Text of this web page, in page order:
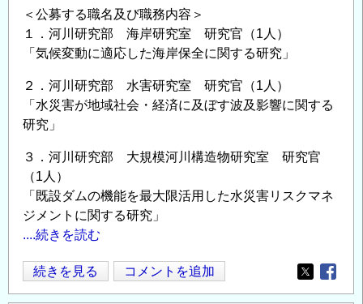
＜公募する職名及び職務内容＞
１．河川研究部 海岸研究室 研究官（1人）
「気候変動に適応した海岸保全に関する研究」
２．河川研究部 水害研究室 研究官（1人）
「水災害が地域社会・経済に及ぼす波及影響に関する
研究」
３．河川研究部 大規模河川構造物研究室 研究官
（1人）
「既設ダムの機能を最大限活用した水災害リスクマネ
ジメントに関する研究」
....続きを読む
国
総
続きを見る コメントを追加
Opens in